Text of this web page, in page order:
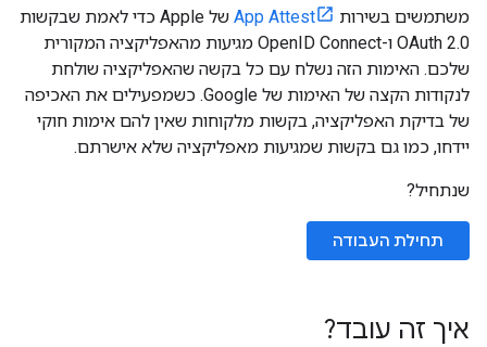
משתמשים בשירות
App Attest
של Apple כדי לאמת שבקשות
OAuth 2.0 ו-OpenID Connect מגיעות מהאפליקציה המקורית
שלכם. האימות הזה נשלח עם כל בקשה שהאפליקציה שולחת
לנקודות הקצה של האימות של Google. כשמפעילים את האכיפה
של בדיקת האפליקציה, בקשות מלקוחות שאין להם אימות חוקי
יידחו, כמו גם בקשות שמגיעות מאפליקציה שלא אישרתם.
שנתחיל?
תחילת העבודה
איך זה עובד?